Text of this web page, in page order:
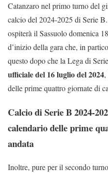
Catanzaro nel primo turno del
calcio del 2024-2025 di Serie
ospiterà il Sassuolo domenica
d’inizio della gara che, in
questo dopo che la Lega di
ufficiale del 16 luglio del 2024,
delle prime quattro giornate di
Calcio di Serie B 2024-
calendario delle prime
andata
Inoltre, pure per il secondo